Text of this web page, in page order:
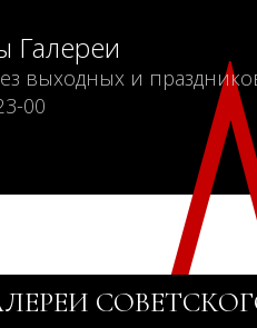
Галереи
выходных и
00